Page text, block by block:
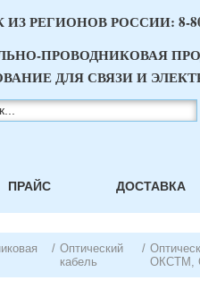
ИЗ РЕГИОНОВ РОССИИ: 8-
ПРОВОДНИКОВАЯ
ДЛЯ СВЯЗИ И
ПРАЙС ДОСТАВКА
/ Оптический
кабель
/
ОКСТМ,